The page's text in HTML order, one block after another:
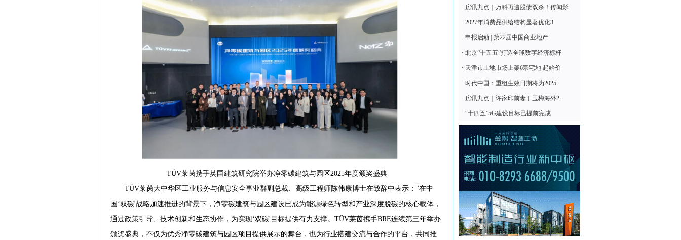
TÜV莱茵携手英国建筑研究院举办净零碳建筑与园区2025年度颁奖盛典
TÜV莱茵大中华区工业服务与信息安全事业群副总裁、高级工程师陈伟康博士在致辞中表示："在中
国‘双碳'战略加速推进的背景下，净零碳建筑与园区建设已成为能源绿色转型和产业深度脱碳的核心载体，
通过政策引导、技术创新和生态协作，为实现‘双碳'目标提供有力支撑。TÜV莱茵携手BRE连续第三年举办
颁奖盛典，不仅为优秀净零碳建筑与园区项目提供展示的舞台，也为行业搭建交流与合作的平台，共同推
· 房讯九点｜万科再遭股债双杀！传闻影
· 2027年消费品供给结构显著优化3
· 申报启动 | 第22届中国商业地产
· 北京“十五五”打造全球数字经济标杆
· 天津市土地市场上架6宗宅地 起始价
· 时代中国：重组生效日期将为2025
· 房讯九点｜许家印前妻丁玉梅海外2.
· “十四五”5G建设目标已提前完成